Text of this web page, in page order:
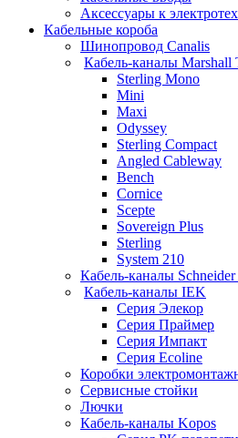
Аксессуары к
Кабельные короба
Шинопровод Canalis
Кабель-каналы Marshall
Sterling Mono
Mini
Maxi
Odyssey
Sterling Compact
Angled Cableway
Bench
Cornice
Scepte
Sovereign Plus
Sterling
System 210
Кабель-каналы
Кабель-каналы IEK
Серия Элекор
Серия Праймер
Серия Импакт
Серия Ecoline
Коробки
Сервисные стойки
Лючки
Кабель-каналы Kopos